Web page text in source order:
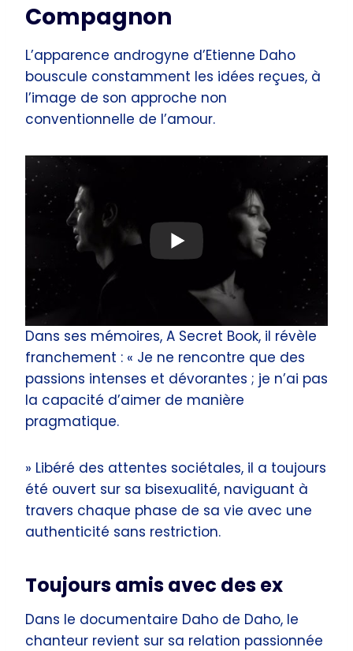
Compagnon
L’apparence androgyne d’Etienne Daho
bouscule constamment les idées reçues, à
l’image de son approche non
conventionnelle de l’amour.
Dans ses mémoires, A Secret Book, il révèle
franchement : « Je ne rencontre que des
passions intenses et dévorantes ; je n’ai pas
la capacité d’aimer de manière
pragmatique.
» Libéré des attentes sociétales, il a toujours
été ouvert sur sa bisexualité, naviguant à
travers chaque phase de sa vie avec une
authenticité sans restriction.
Toujours amis avec des ex
Dans le documentaire Daho de Daho, le
chanteur revient sur sa relation passionnée